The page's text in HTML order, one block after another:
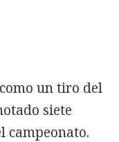
un tiro del
siete
campeonato.